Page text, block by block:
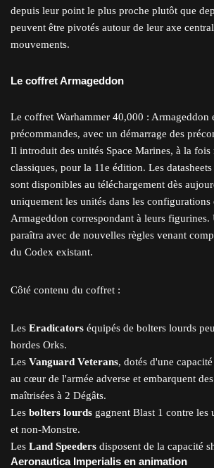
depuis leur point le plus proche plutôt que
peuvent être pivotés autour de leur axe
mouvements.
Le coffret Armageddon
Le coffret Warhammer 40,000 : Armageddon
précommandes, avec un démarrage des
Il introduit des unités Space Marines, à la fois
classiques, pour la 11e édition. Les
sont disponibles au téléchargement dès
uniquement les unités dans les
Armageddon correspondant à leurs figurines.
paraîtra avec de nouvelles règles venant
du Codex existant.
Côté contenu du coffret :
Les Eradicators équipés de bolters lourds
hordes Orks.
Les Vanguard Veterans, dotés d'une
au cœur de l'armée adverse et embarquent
maîtrisées à 2 Dégâts.
Les bolters lourds gagnent Blast 1 contre les
et non-Monstre.
Les Land Speeders disposent de la capacité
Aeronautica Imperialis en animation